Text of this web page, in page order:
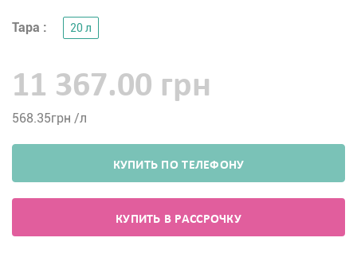
Тара : 20 л
11 367.00 грн
568.35грн /л
КУПИТЬ ПО ТЕЛЕФОНУ
КУПИТЬ В РАССРОЧКУ